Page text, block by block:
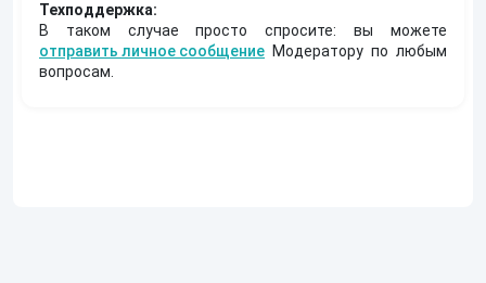
Техподдержка:
В таком случае просто спросите: вы можете
отправить личное сообщение Модератору по любым
вопросам.